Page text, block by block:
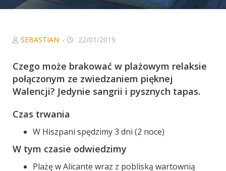
SEBASTIAN 22/01/2019
Czego może brakować w plażowym relaksie
połączonym ze zwiedzaniem pięknej
Walencji? Jedynie sangrii i pysznych tapas.
Czas trwania
W Hiszpani spędzimy 3 dni (2 noce)
W tym czasie odwiedzimy
Plażę w Alicante wraz z pobliską wartownią
zamierzeniem.
współpracujemy
oraz Google
Analytics, dzięki
lepszy.
Marketing